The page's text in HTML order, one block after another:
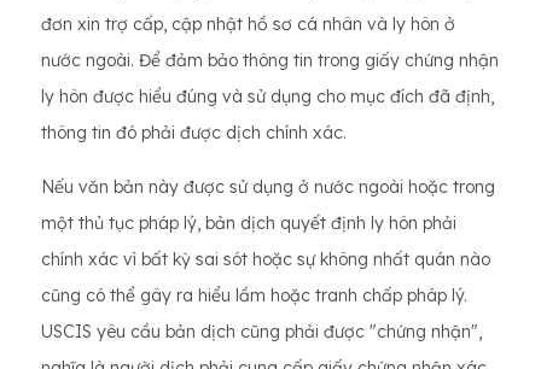
đơn xin trợ cấp, cập nhật hồ sơ cá nhân và ly hôn ở
nước ngoài. Để đảm bảo thông tin trong giấy chứng nhận
ly hôn được hiểu đúng và sử dụng cho mục đích đã định,
thông tin đó phải được dịch chính xác.
Nếu văn bản này được sử dụng ở nước ngoài hoặc trong
một thủ tục pháp lý, bản dịch quyết định ly hôn phải
chính xác vì bất kỳ sai sót hoặc sự không nhất quán nào
cũng có thể gây ra hiểu lầm hoặc tranh chấp pháp lý.
USCIS yêu cầu bản dịch cũng phải được "chứng nhận",